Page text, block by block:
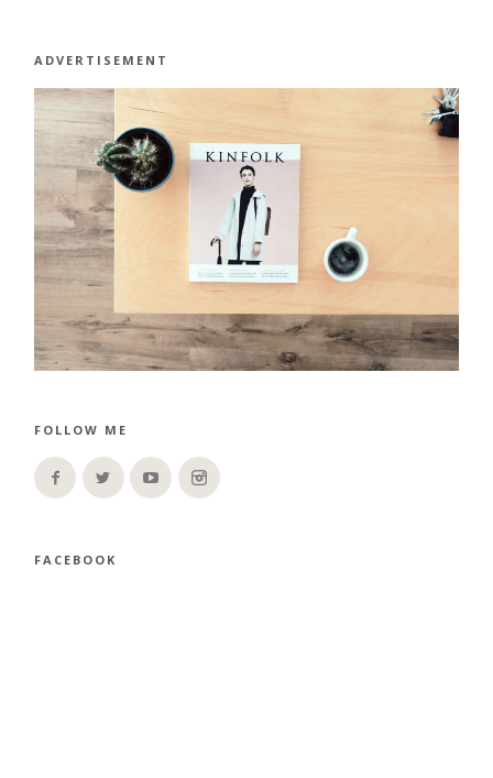
ADVERTISEMENT
FOLLOW ME
FACEBOOK